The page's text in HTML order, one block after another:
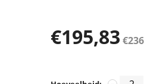
€195,83 €